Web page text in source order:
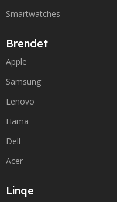
Smartwatches
Brendet
Apple
Samsung
Lenovo
Hama
Dell
Acer
Linqe